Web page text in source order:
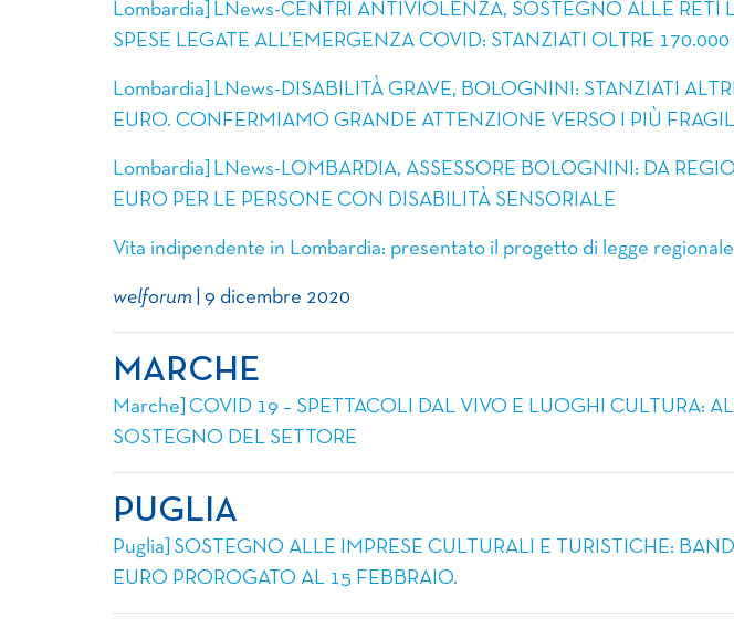
Lombardia] LNews-CENTRI ANTIVIOLENZA, SOSTEGNO ALLE RETI
SPESE LEGATE ALL’EMERGENZA COVID: STANZIATI OLTRE 170.000
Lombardia] LNews-DISABILITÀ GRAVE, BOLOGNINI: STANZIATI
EURO. CONFERMIAMO GRANDE ATTENZIONE VERSO I PIÙ FRAGILI
Lombardia] LNews-LOMBARDIA, ASSESSORE BOLOGNINI: DA
EURO PER LE PERSONE CON DISABILITÀ SENSORIALE
Vita indipendente in Lombardia: presentato il progetto di legge regionale
welforum | 9 dicembre 2020
MARCHE
Marche] COVID 19 – SPETTACOLI DAL VIVO E LUOGHI CULTURA:
SOSTEGNO DEL SETTORE
PUGLIA
Puglia] SOSTEGNO ALLE IMPRESE CULTURALI E TURISTICHE:
EURO PROROGATO AL 15 FEBBRAIO.